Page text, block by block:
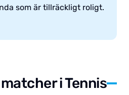
som är tillräckligt roligt.
i Tennis